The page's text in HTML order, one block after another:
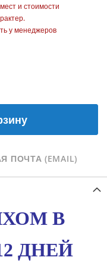
и стоимости
у менеджеров
ПОЧТА (EMAIL)
В
ДНЕЙ